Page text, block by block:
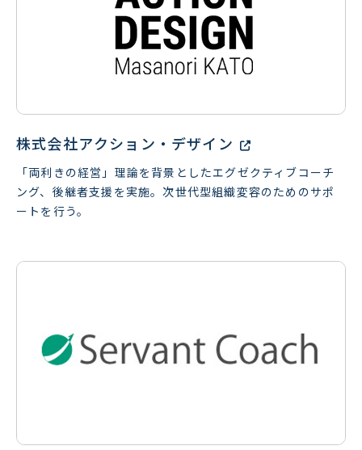
株式会社アクション・デザイン
「両利きの経営」理論を背景としたエグゼクティブコーチ
ング、後継者支援を実施。次世代型組織変容のためのサポ
ートを行う。